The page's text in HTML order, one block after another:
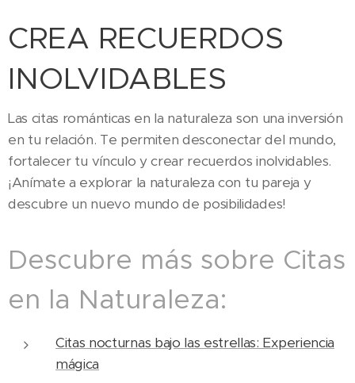
CREA RECUERDOS
INOLVIDABLES
Las citas románticas en la naturaleza son una inversión
en tu relación. Te permiten desconectar del mundo,
fortalecer tu vínculo y crear recuerdos inolvidables.
¡Anímate a explorar la naturaleza con tu pareja y
descubre un nuevo mundo de posibilidades!
Descubre más sobre Citas
en la Naturaleza:
Citas nocturnas bajo las estrellas: Experiencia
mágica